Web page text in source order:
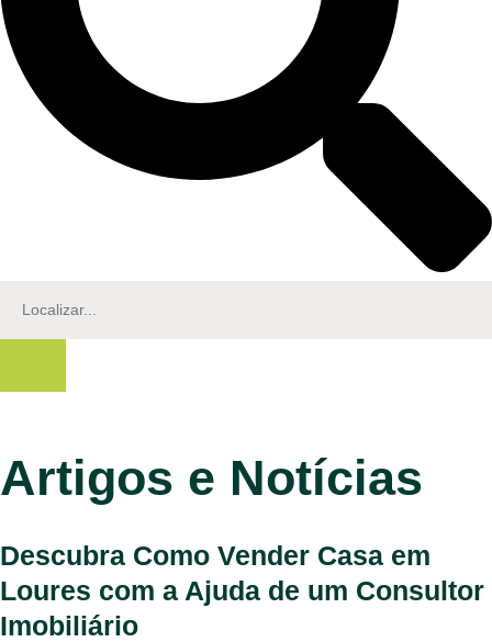
Artigos e Notícias
Descubra Como Vender Casa em
Loures com a Ajuda de um Consultor
Imobiliário